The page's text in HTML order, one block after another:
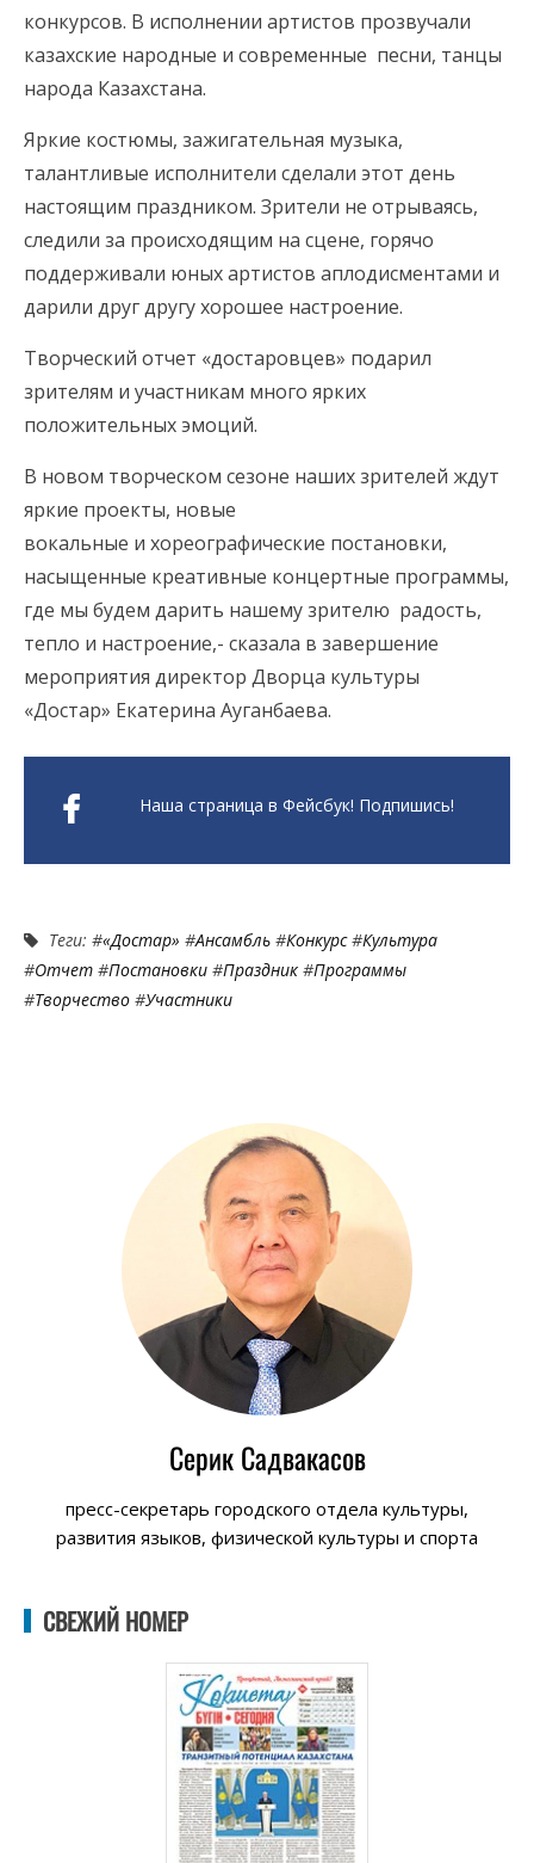
конкурсов. В исполнении артистов прозвучали
казахские народные и современные песни, танцы
народа Казахстана.
Яркие костюмы, зажигательная музыка,
талантливые исполнители сделали этот день
настоящим праздником. Зрители не отрываясь,
следили за происходящим на сцене, горячо
поддерживали юных артистов аплодисментами и
дарили друг другу хорошее настроение.
Творческий отчет «достаровцев» подарил
зрителям и участникам много ярких
положительных эмоций.
В новом творческом сезоне наших зрителей ждут
яркие проекты, новые
вокальные и хореографические постановки,
насыщенные креативные концертные программы,
где мы будем дарить нашему зрителю радость,
тепло и настроение,- сказала в завершение
мероприятия директор Дворца культуры
«Достар» Екатерина Ауганбаева.
Наша страница в Фейсбук! Подпишись!
Теги: #«Достар» #Ансамбль #Конкурс#Культура
#Отчет #Постановки #Праздник #Программы
#Творчество #Участники
Серик Садвакасов
пресс-секретарь городского отдела культуры,
развития языков, физической культуры и спорта
СВЕЖИЙ НОМЕР